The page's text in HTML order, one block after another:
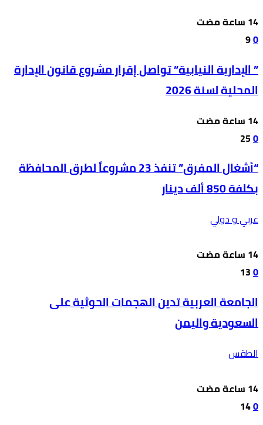
0
9
” الإدارية النيابية” تواصل إقرار مشروع قانون الإدارة
المحلية لسنة 2026
0
25
“أشغال المفرق” تنفذ 23 مشروعاً لطرق المحافظة
بكلفة 850 ألف دينار
عربي و دولي
0
13
الجامعة العربية تدين الهجمات الحوثية على
السعودية واليمن
الطقس
0
14